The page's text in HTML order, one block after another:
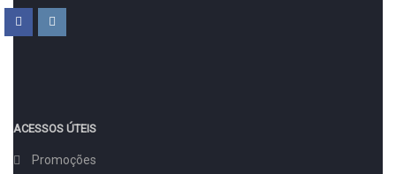
ACESSOS ÚTEIS
Promoções